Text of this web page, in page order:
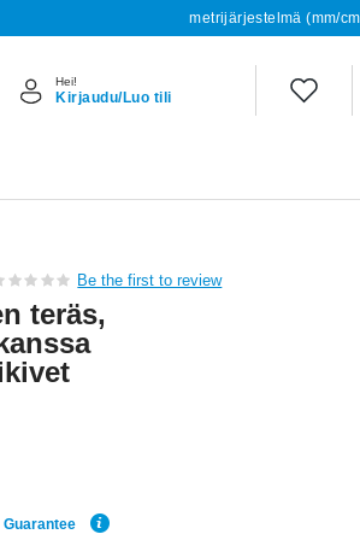
metrijärjestelmä (mm/
Hei!
Kirjaudu/Luo tili
Be the first to review
teräs,